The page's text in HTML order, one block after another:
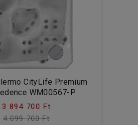
CityLife Premium
WM00567-P
3 894 700 Ft
4 099 700 Ft